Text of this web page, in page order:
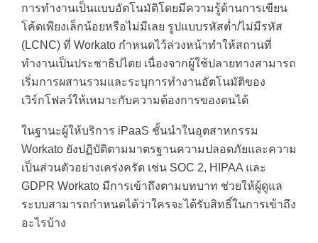
การทำงานเป็นแบบอัตโนมัติโดยมีความรู้ด้านการเขียน
โค้ดเพียงเล็กน้อยหรือไม่มีเลย รูปแบบรหัสต่ำ/ไม่มีรหัส
(LCNC) ที่ Workato กำหนดไว้ล่วงหน้าทำให้สถานที่
ทำงานเป็นประชาธิปไตย เนื่องจากผู้ใช้ปลายทางสามารถ
เริ่มการผสานรวมและระบุการทำงานอัตโนมัติของ
เวิร์กโฟลว์ให้เหมาะกับความต้องการของตนได้
ในฐานะผู้ให้บริการ iPaaS ชั้นนำในอุตสาหกรรม
Workato ยังปฏิบัติตามมาตรฐานความปลอดภัยและความ
เป็นส่วนตัวอย่างเคร่งครัด เช่น SOC 2, HIPAA และ
GDPR Workato มีการเข้าถึงตามบทบาท ช่วยให้ผู้ดูแล
ระบบสามารถกำหนดได้ว่าใครจะได้รับสิทธิ์ในการเข้าถึง
อะไรบ้าง